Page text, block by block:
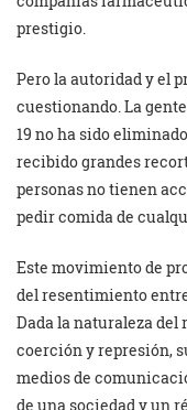
prestigio.
Pero la autoridad y el
cuestionando. La
19 no ha sido
recibido grandes
personas no tienen
pedir comida de
Este movimiento de
del resentimiento
Dada la naturaleza del
coerción y represión,
medios de
de una sociedad y un